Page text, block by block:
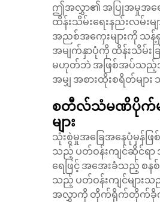
ဤအလွှာ၏ အပြုအမှုအရေ
ထိန်းသိမ်းရေးနည်းလမ်း
အညစ်အကှေးများကို သ
အမျက်နှာပုံကို ထိန်းသိမ်းခ
မဟုတ်ဘဲ အဖြစ်အပ်သည့်အ
အမျှ အစားထိုးစရိတ်များ
စတီလ်သံမဏိပိုက်မျ
များ
သုံးစွဲမှုအခြေအနေပုံမှန်ဖ
သည့် ပတ်ဝန်းကျင်ဆိုင်ရာ
ရေဖြင့် အအေးခံသည့် စန
သည့် ပတ်ဝန်းကျင်များ
အလွှာကို တိုက်ရိုက်တိုက်ခိုက်ပ